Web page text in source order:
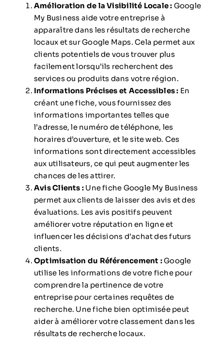
Amélioration de la Visibilité Locale : Google
My Business aide votre entreprise à
apparaître dans les résultats de recherche
locaux et sur Google Maps. Cela permet aux
clients potentiels de vous trouver plus
facilement lorsqu’ils recherchent des
services ou produits dans votre région.
Informations Précises et Accessibles : En
créant une fiche, vous fournissez des
informations importantes telles que
l’adresse, le numéro de téléphone, les
horaires d’ouverture, et le site web. Ces
informations sont directement accessibles
aux utilisateurs, ce qui peut augmenter les
chances de les attirer.
Avis Clients : Une fiche Google My Business
permet aux clients de laisser des avis et des
évaluations. Les avis positifs peuvent
améliorer votre réputation en ligne et
influencer les décisions d’achat des futurs
clients.
Optimisation du Référencement :Google
utilise les informations de votre fiche pour
comprendre la pertinence de votre
entreprise pour certaines requêtes de
recherche. Une fiche bien optimisée peut
aider à améliorer votre classement dans les
résultats de recherche locaux.